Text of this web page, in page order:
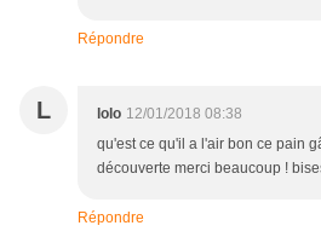
Répondre
L lolo 12/01/2018 08:38
qu'est ce qu'il a l'air bon ce pain
découverte merci beaucoup !
Répondre